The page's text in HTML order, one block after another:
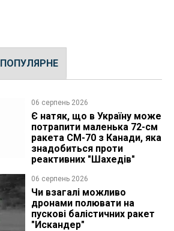
ПОПУЛЯРНЕ
06 серпень 2026
Є натяк, що в Україну може
потрапити маленька 72-см
ракета CM-70 з Канади, яка
знадобиться проти
реактивних "Шахедів"
06 серпень 2026
Чи взагалі можливо
дронами полювати на
пускові балістичних ракет
"Искандер"